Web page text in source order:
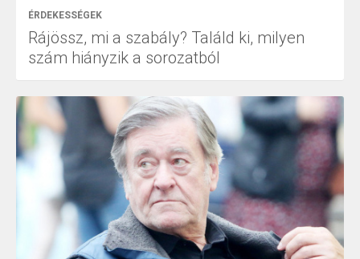
ÉRDEKESSÉGEK
Rájössz, mi a szabály? Találd ki, milyen
szám hiányzik a sorozatból